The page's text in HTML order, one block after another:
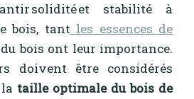
solidité et stabilité à
bois, tantles essences de
bois ont leur importance.
doivent être considérés
taille optimale du bois de